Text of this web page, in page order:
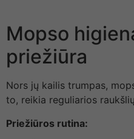
Mopso
priežiūra
Nors jų kailis trumpas,
to, reikia reguliarios
Priežiūros rutina: